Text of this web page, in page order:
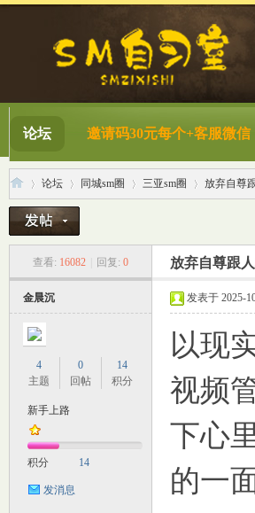
论坛 邀请码30元每个+客服微信
论坛
›
同城sm圈
›
三亚sm圈
›
放弃自尊
查看: 16082 回复: 0 放弃自尊跟
金晨沉
4
主题
0
回帖
14
积分
新手上路
积分 14
发消息
发表于 2025-
以现
视频
下心
的一